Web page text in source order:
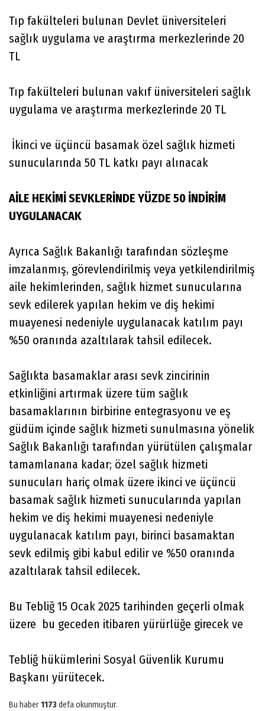
Tıp fakülteleri bulunan Devlet üniversiteleri
sağlık uygulama ve araştırma merkezlerinde 20
TL
Tıp fakülteleri bulunan vakıf üniversiteleri sağlık
uygulama ve araştırma merkezlerinde 20 TL
İkinci ve üçüncü basamak özel sağlık hizmeti
sunucularında 50 TL katkı payı alınacak
AİLE HEKİMİ SEVKLERİNDE YÜZDE 50 İNDİRİM
UYGULANACAK
Ayrıca Sağlık Bakanlığı tarafından sözleşme
imzalanmış, görevlendirilmiş veya yetkilendirilmiş
aile hekimlerinden, sağlık hizmet sunucularına
sevk edilerek yapılan hekim ve diş hekimi
muayenesi nedeniyle uygulanacak katılım payı
%50 oranında azaltılarak tahsil edilecek.
Sağlıkta basamaklar arası sevk zincirinin
etkinliğini artırmak üzere tüm sağlık
basamaklarının birbirine entegrasyonu ve eş
güdüm içinde sağlık hizmeti sunulmasına yönelik
Sağlık Bakanlığı tarafından yürütülen çalışmalar
tamamlanana kadar; özel sağlık hizmeti
sunucuları hariç olmak üzere ikinci ve üçüncü
basamak sağlık hizmeti sunucularında yapılan
hekim ve diş hekimi muayenesi nedeniyle
uygulanacak katılım payı, birinci basamaktan
sevk edilmiş gibi kabul edilir ve %50 oranında
azaltılarak tahsil edilecek.
Bu Tebliğ 15 Ocak 2025 tarihinden geçerli olmak
üzere bu geceden itibaren yürürlüğe girecek ve
Tebliğ hükümlerini Sosyal Güvenlik Kurumu
Başkanı yürütecek.
Bu haber1173defa okunmuştur.